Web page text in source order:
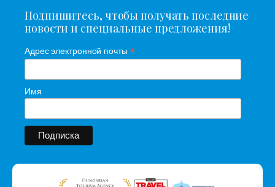
Подпишитесь, чтобы получать последние
новости и специальные предложения!
Адрес электронной почты *
Имя